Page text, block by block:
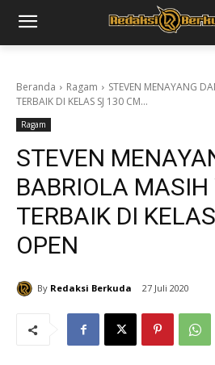
Beranda Ragam
STEVEN MENAYANG
TERBAIK DI KELAS SJ 130 CM...
Ragam
STEVEN
BABRIOLA MASIH
TERBAIK DI
OPEN
By Redaksi Berkuda 27 Juli 2020